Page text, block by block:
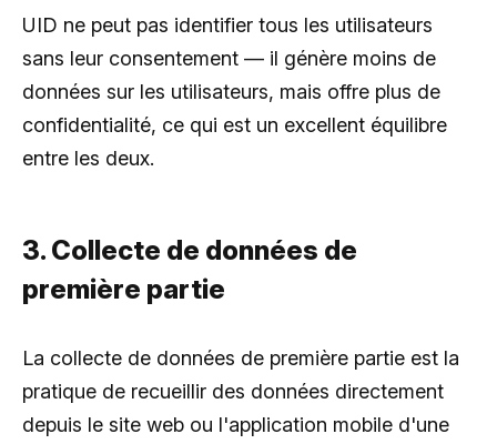
UID ne peut pas identifier tous les utilisateurs
sans leur consentement — il génère moins de
données sur les utilisateurs, mais offre plus de
confidentialité, ce qui est un excellent équilibre
entre les deux.
3. Collecte de données de
première partie
La collecte de données de première partie est la
pratique de recueillir des données directement
depuis le site web ou l'application mobile d'une